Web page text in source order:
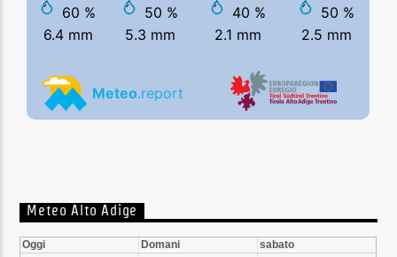
Meteo Alto Adige
Oggi Domani sabato